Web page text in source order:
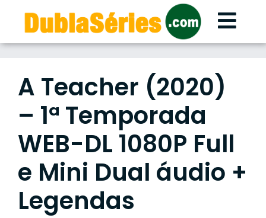
content
A Teacher (2020)
– 1ª Temporada
WEB-DL 1080P Full
e Mini Dual áudio +
Legendas